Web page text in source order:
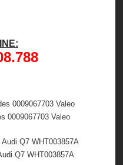
0009067703 Valeo
Q7 WHT003857A